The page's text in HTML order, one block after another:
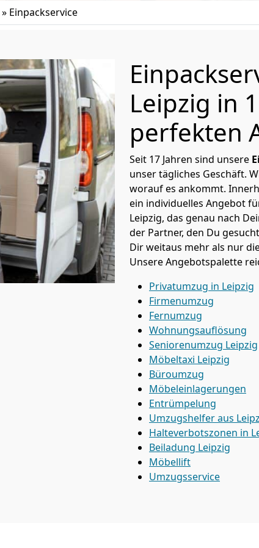
» Einpackservice
Leipzig in
perfekten
Seit 17 Jahren sind unsere
unser tägliches Geschäft.
worauf es ankommt.
ein individuelles Angebot
Leipzig, das genau nach
der Partner, den Du
Dir weitaus mehr als nur
Unsere Angebotspalette
Privatumzug in Leipzig
Firmenumzug
Fernumzug
Wohnungsauflösung
Seniorenumzug Leipzig
Möbeltaxi Leipzig
Büroumzug
Möbeleinlagerungen
Entrümpelung
Umzugshelfer aus
Halteverbotszonen in
Beiladung Leipzig
Möbellift
Umzugsservice